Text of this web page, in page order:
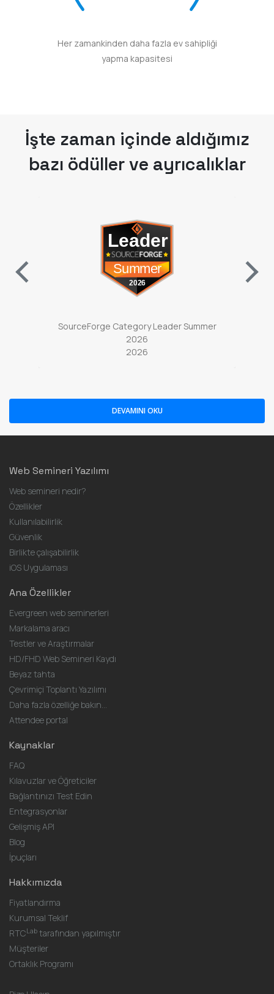
yapma kapasitesi
İşte zaman içinde aldığımız
bazı ödüller ve ayrıcalıklar
(opens in a new tab)
2026
2026
Web Semineri Yazılımı
Web semineri nedir?
Özellikler
Kullanılabilirlik
Güvenlik
Birlikte çalışabilirlik
iOS Uygulaması
Ana Özellikler
Evergreen web seminerleri
Markalama aracı
Testler ve Araştırmalar
HD/FHD Web Semineri Kaydı
Beyaz tahta
Çevrimiçi Toplantı Yazılımı
Daha fazla özelliğe bakın...
Attendee portal
Kaynaklar
FAQ
Kılavuzlar ve Öğreticiler
Bağlantınızı Test Edin
Entegrasyonlar
Gelişmiş API
Blog
İpuçları
Hakkımızda
Fiyatlandırma
Kurumsal Teklif
RTCLab tarafından yapılmıştır
Müşteriler
Ortaklık Programı